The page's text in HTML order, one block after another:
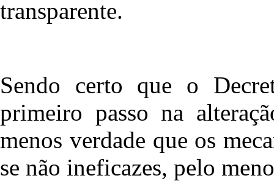
transparente.
Sendo certo que o
primeiro passo na
menos verdade que os
se não ineficazes, pelo